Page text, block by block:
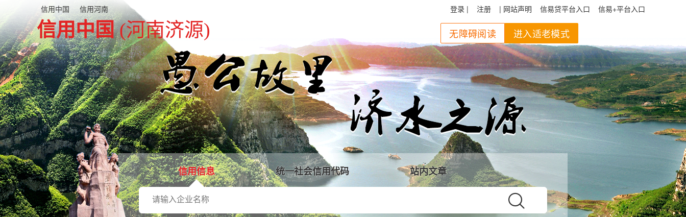
信用中国(河南济源)
信用中国 信用河南 登录 | 注册 | 网站声明 信易贷平台入口 信易+平台入口
信用信息 统一社会信用代码 站内文章
进入适老模式
无障碍阅读